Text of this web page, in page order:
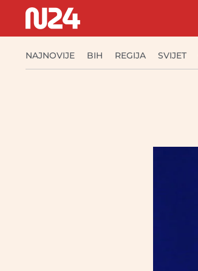
NAJNOVIJE BIH REGIJA SVIJET